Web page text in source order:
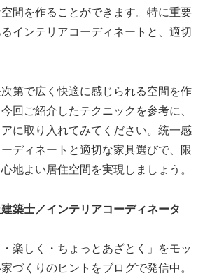
間を作ることができます。特に重要
インテリアコーディネートと、適切
第で広く快適に感じられる空間を作
回ご紹介したテクニックを参考に、
に取り入れてみてください。統一感
ディネートと適切な家具選びで、限
地よい居住空間を実現しましょう。
築士／インテリアコーディネータ
・楽しく・ちょっとあざとく」をモッ
づくりのヒントをブログで発信中。